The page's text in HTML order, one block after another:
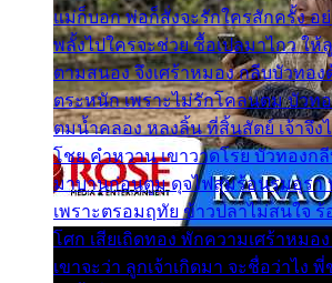
แม่ก็บอก พ่อก็สั่งจะรักใครสักครั้ง อ
พลั้งไปใครจะช่วย ซื้อเปลมาไกว ให้
ตามสนอง จึงเศร้าหมอง กลีบบัวทอง
ตระหนัก เพราะไม่รักโคลนตม บัวท
ตมน้ำคลอง หลงลิ้น ที่สิ้นสัตย์ เจ้าจึ
โชย คำหวาน เขาวาดโรย บัวทองก
มาบานก่อนตูม ดุจไฟสุมร้อนรุมอุรา
เพราะตรอมฤทัย ข้าวปลาไม่สนใจ ร้
โศก เสียเถิดทอง พักความเศร้าหมอ
เขาจะว่า ลูกเจ้าเกิดมา จะชื่อว่าไง